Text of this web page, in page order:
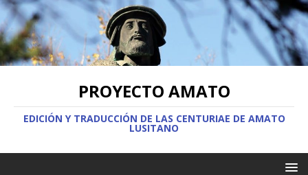
PROYECTO AMATO
EDICIÓN Y TRADUCCIÓN DE LAS CENTURIAE DE AMATO
LUSITANO